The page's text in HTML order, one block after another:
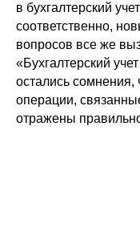
в бухгалтерский
соответственно,
вопросов все же
«Бухгалтерский
остались сомнения,
операции,
отражены